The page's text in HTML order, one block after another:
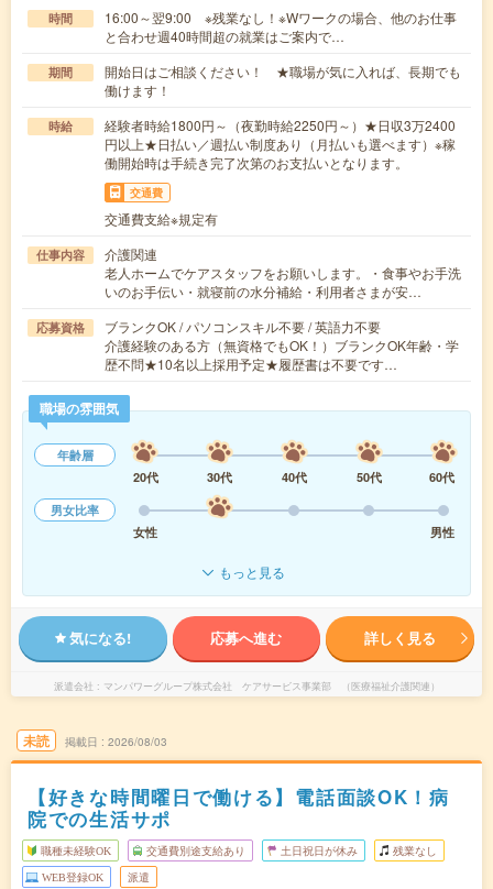
時間
16:00～翌9:00 ※残業なし！※Wワークの場合、他のお仕事
と合わせ週40時間超の就業はご案内で…
期間
開始日はご相談ください！ ★職場が気に入れば、長期でも
働けます！
時給
経験者時給1800円～（夜勤時給2250円～）★日収3万2400
円以上★日払い／週払い制度あり（月払いも選べます）※稼
働開始時は手続き完了次第のお支払いとなります。
交通費
交通費支給※規定有
仕事内容
介護関連
老人ホームでケアスタッフをお願いします。・食事やお手洗
いのお手伝い・就寝前の水分補給・利用者さまが安…
応募資格
ブランクOK / パソコンスキル不要 / 英語力不要
介護経験のある方（無資格でもOK！）ブランクOK年齢・学
歴不問★10名以上採用予定★履歴書は不要です…
職場の雰囲気
年齢層
20代
30代 40代 50代
60代
男女比率
女性
男性
もっと見る
気になる! 応募へ進む 詳しく見る
派遣会社 マンパワーグループ株式会社 ケアサービス事業部 （医療福祉介護関連）
未読 掲載日 2026/08/03
【好きな時間曜日で働ける】電話面談OK！病
院での生活サポ
職種未経験OK 交通費別途支給あり 土日祝日が休み 残業なし
WEB登録OK 派遣